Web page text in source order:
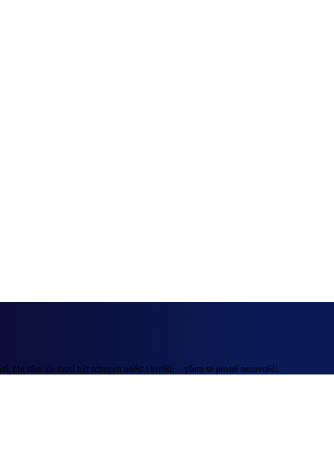
On sám ale musí být schopen unést i kritiku – všem se prostě nezavděčí.